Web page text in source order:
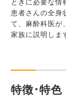
ときに必要な情
患者さんの全身
て、麻酔科医が
家族に説明しま
特徴･特色